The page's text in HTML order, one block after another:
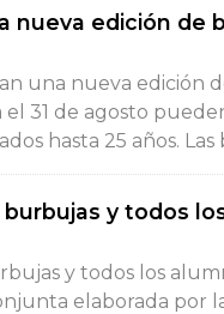
nueva edición de
una nueva edición
31 de agosto
hasta 25 años. Las
burbujas y todos
y todos los
elaborada por